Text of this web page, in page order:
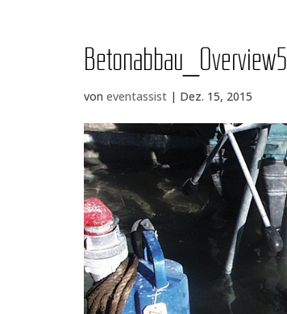
Betonabbau_​Overview5
voneventassist | Dez. 15, 2015